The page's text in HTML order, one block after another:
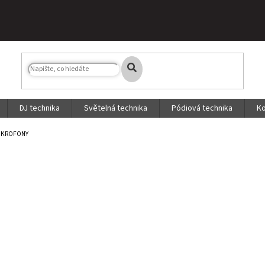
DJ technika Světelná technika Pódiová technika